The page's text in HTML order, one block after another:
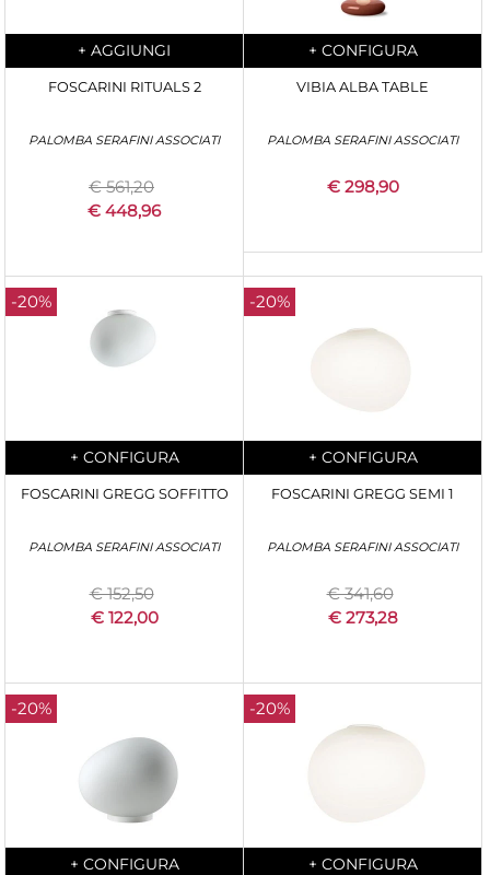
Quantità
+ AGGIUNGI
FOSCARINI RITUALS 2
PALOMBA SERAFINI ASSOCIATI
€ 561,20
€ 448,96
Quantità
+ CONFIGURA
VIBIA ALBA TABLE
PALOMBA SERAFINI ASSOCIATI
€ 298,90
-20%
Quantità
+ CONFIGURA
FOSCARINI GREGG SOFFITTO
PALOMBA SERAFINI ASSOCIATI
€ 152,50
€ 122,00
-20%
Quantità
+ CONFIGURA
FOSCARINI GREGG SEMI 1
PALOMBA SERAFINI ASSOCIATI
€ 341,60
€ 273,28
-20%
Quantità
+ CONFIGURA
-20%
Quantità
+ CONFIGURA